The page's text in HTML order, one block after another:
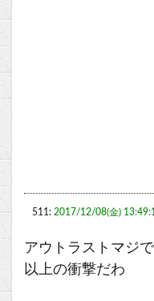
511: 2017/12/08(金)
アウトラストマジ
以上の衝撃だわ